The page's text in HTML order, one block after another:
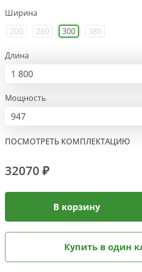
Ширина
200
260 300 380
Длина
1 800
Мощность
947
ПОСМОТРЕТЬ КОМПЛЕКТАЦИЮ
32070 ₽
В корзину
Купить в один